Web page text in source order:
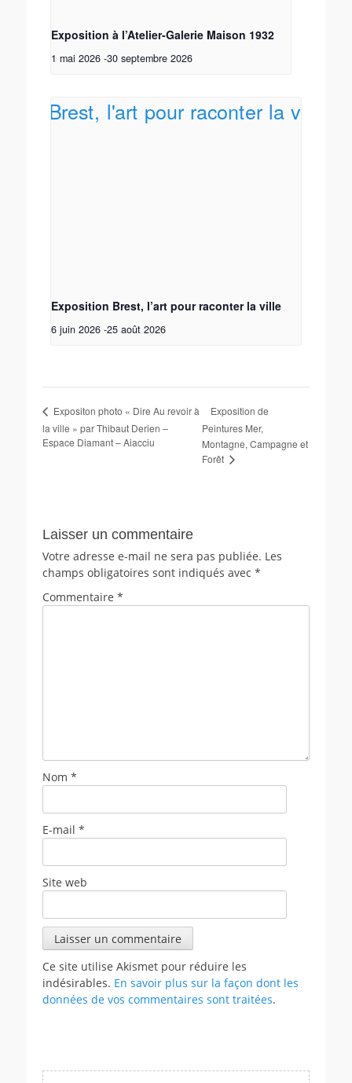
Exposition à l’Atelier-Galerie Maison 1932
1 mai 2026 -30 septembre 2026
Exposition Brest, l’art pour raconter la ville
6 juin 2026 -25 août 2026
Expositon photo « Dire Au revoir à
la ville » par Thibaut Derien –
Espace Diamant – Aiacciu
Exposition de
Peintures Mer,
Montagne, Campagne et
Forêt
Laisser un commentaire
Votre adresse e-mail ne sera pas publiée. Les
champs obligatoires sont indiqués avec *
Commentaire *
Nom *
E-mail *
Site web
Ce site utilise Akismet pour réduire les
indésirables. En savoir plus sur la façon dont les
données de vos commentaires sont traitées.